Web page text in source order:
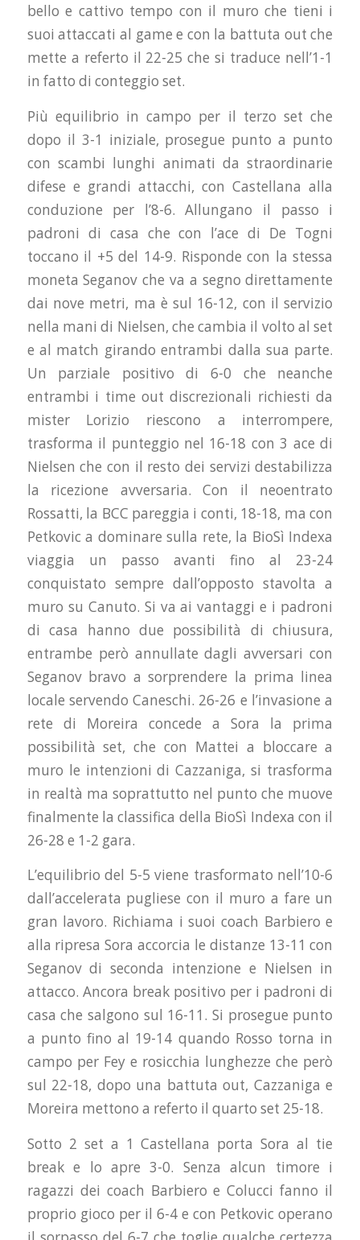
bello e cattivo tempo con il muro che tieni i
suoi attaccati al game e con la battuta out che
mette a referto il 22-25 che si traduce nell’1-1
in fatto di conteggio set.
Più equilibrio in campo per il terzo set che
dopo il 3-1 iniziale, prosegue punto a punto
con scambi lunghi animati da straordinarie
difese e grandi attacchi, con Castellana alla
conduzione per l’8-6. Allungano il passo i
padroni di casa che con l’ace di De Togni
toccano il +5 del 14-9. Risponde con la stessa
moneta Seganov che va a segno direttamente
dai nove metri, ma è sul 16-12, con il servizio
nella mani di Nielsen, che cambia il volto al set
e al match girando entrambi dalla sua parte.
Un parziale positivo di 6-0 che neanche
entrambi i time out discrezionali richiesti da
mister Lorizio riescono a interrompere,
trasforma il punteggio nel 16-18 con 3 ace di
Nielsen che con il resto dei servizi destabilizza
la ricezione avversaria. Con il neoentrato
Rossatti, la BCC pareggia i conti, 18-18, ma con
Petkovic a dominare sulla rete, la BioSì Indexa
viaggia un passo avanti fino al 23-24
conquistato sempre dall’opposto stavolta a
muro su Canuto. Si va ai vantaggi e i padroni
di casa hanno due possibilità di chiusura,
entrambe però annullate dagli avversari con
Seganov bravo a sorprendere la prima linea
locale servendo Caneschi. 26-26 e l’invasione a
rete di Moreira concede a Sora la prima
possibilità set, che con Mattei a bloccare a
muro le intenzioni di Cazzaniga, si trasforma
in realtà ma soprattutto nel punto che muove
finalmente la classifica della BioSì Indexa con il
26-28 e 1-2 gara.
L’equilibrio del 5-5 viene trasformato nell’10-6
dall’accelerata pugliese con il muro a fare un
gran lavoro. Richiama i suoi coach Barbiero e
alla ripresa Sora accorcia le distanze 13-11 con
Seganov di seconda intenzione e Nielsen in
attacco. Ancora break positivo per i padroni di
casa che salgono sul 16-11. Si prosegue punto
a punto fino al 19-14 quando Rosso torna in
campo per Fey e rosicchia lunghezze che però
sul 22-18, dopo una battuta out, Cazzaniga e
Moreira mettono a referto il quarto set 25-18.
Sotto 2 set a 1 Castellana porta Sora al tie
break e lo apre 3-0. Senza alcun timore i
ragazzi dei coach Barbiero e Colucci fanno il
proprio gioco per il 6-4 e con Petkovic operano